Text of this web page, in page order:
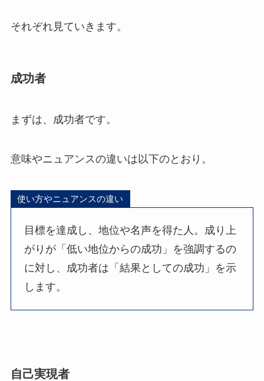
それぞれ見ていきます。
成功者
まずは、成功者です。
意味やニュアンスの違いは以下のとおり。
使い方やニュアンスの違い
目標を達成し、地位や名声を得た人。成り上
がりが「低い地位からの成功」を強調するの
に対し、成功者は「結果としての成功」を示
します。
自己実現者